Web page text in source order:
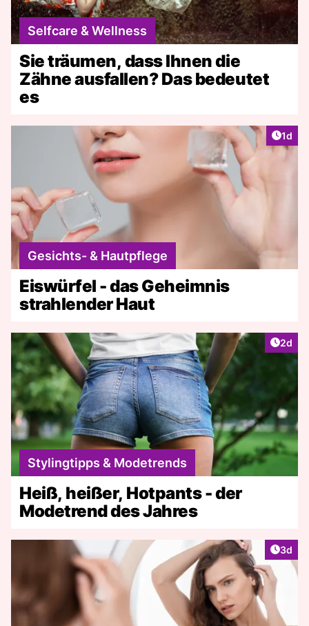
Selfcare & Wellness
Sie träumen, dass Ihnen die
Zähne ausfallen? Das bedeutet
es
1d
Gesichts- & Hautpflege
Eiswürfel - das Geheimnis
strahlender Haut
2d
Stylingtipps & Modetrends
Heiß, heißer, Hotpants - der
Modetrend des Jahres
3d